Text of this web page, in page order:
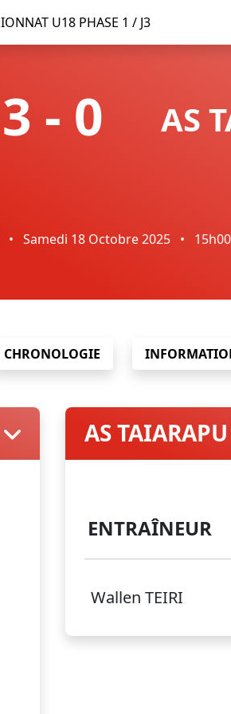
U18 PHASE 1 / J3
3 - 0 AS
• Samedi 18 Octobre 2025 •
CHRONOLOGIE
AS
ENTRAÎNEUR
Wallen TEIRI